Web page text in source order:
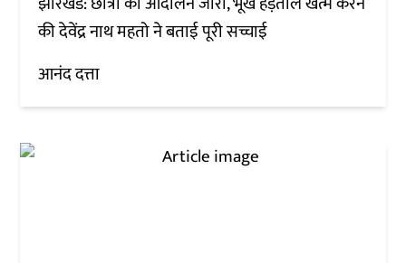
की देवेंद्र नाथ महतो ने बताई पूरी सच्चाई
आनंद दत्ता